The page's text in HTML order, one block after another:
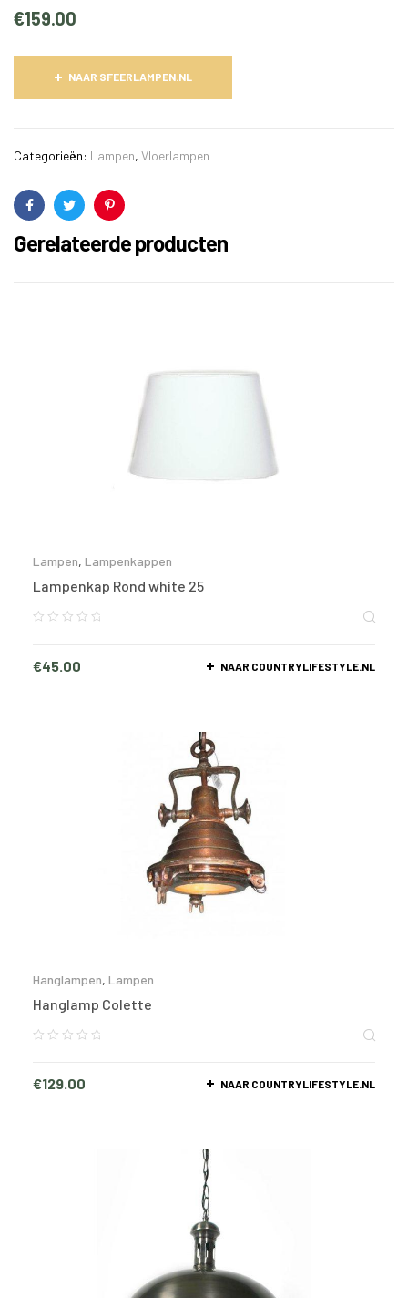
€159.00
NAAR SFEERLAMPEN.NL
Categorieën: Lampen, Vloerlampen
FacebookTwitterPinterest
Gerelateerde producten
Lampen, Lampenkappen
Lampenkap Rond white 25
€45.00 NAAR COUNTRYLIFESTYLE.NL
Hanglampen, Lampen
Hanglamp Colette
€129.00 NAAR COUNTRYLIFESTYLE.NL